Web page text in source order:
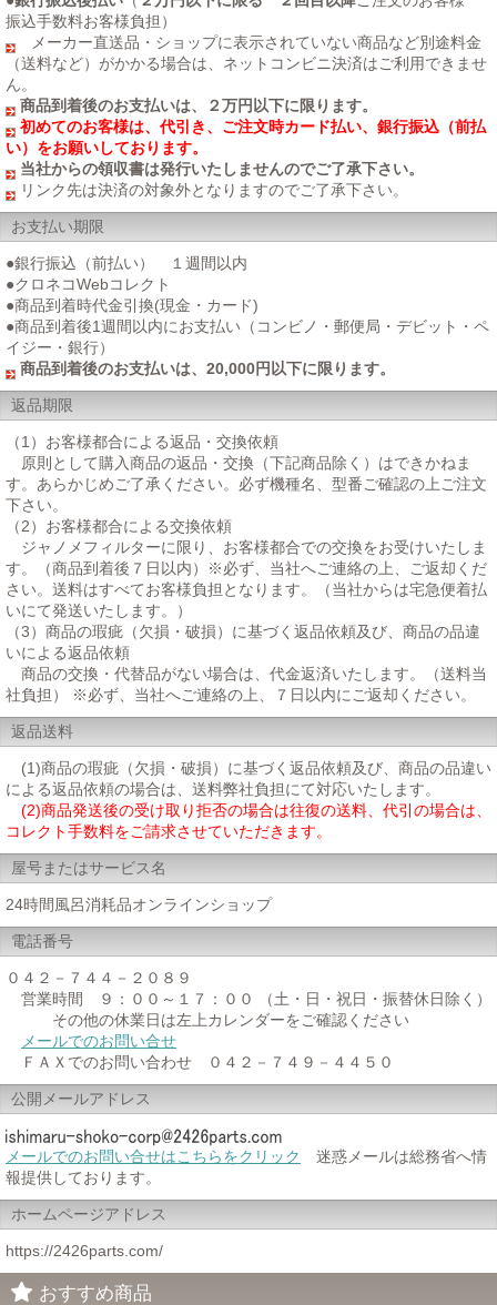
振込手数料お客様負担）
メーカー直送品・ショップに表示されていない商品など別途料金
（送料など）がかかる場合は、ネットコンビニ決済はご利用できませ
ん。
商品到着後のお支払いは、２万円以下に限ります。
初めてのお客様は、代引き、ご注文時カード払い、銀行振込（前払
い）をお願いしております。
当社からの領収書は発行いたしませんのでご了承下さい。
リンク先は決済の対象外となりますのでご了承下さい。
お支払い期限
●銀行振込（前払い） １週間以内
●クロネコWebコレクト
●商品到着時代金引換(現金・カード)
●商品到着後1週間以内にお支払い（コンビノ・郵便局・デビット・ペ
イジー・銀行）
商品到着後のお支払いは、20,000円以下に限ります。
返品期限
（1）お客様都合による返品・交換依頼
原則として購入商品の返品・交換（下記商品除く）はできかねま
す。あらかじめご了承ください。必ず機種名、型番ご確認の上ご注文
下さい。
（2）お客様都合による交換依頼
ジャノメフィルターに限り、お客様都合での交換をお受けいたしま
す。（商品到着後７日以内）※必ず、当社へご連絡の上、ご返却くだ
さい。送料はすべてお客様負担となります。（当社からは宅急便着払
いにて発送いたします。）
（3）商品の瑕疵（欠損・破損）に基づく返品依頼及び、商品の品違
いによる返品依頼
商品の交換・代替品がない場合は、代金返済いたします。（送料当
社負担） ※必ず、当社へご連絡の上、７日以内にご返却ください。
返品送料
(1)商品の瑕疵（欠損・破損）に基づく返品依頼及び、商品の品違い
による返品依頼の場合は、送料弊社負担にて対応いたします。
(2)商品発送後の受け取り拒否の場合は往復の送料、代引の場合は、
コレクト手数料をご請求させていただきます。
屋号またはサービス名
24時間風呂消耗品オンラインショップ
電話番号
０４２－７４４－２０８９
営業時間 ９：００～１７：００ （土・日・祝日・振替休日除く）
その他の休業日は左上カレンダーをご確認ください
メールでのお問い合せ
ＦＡＸでのお問い合わせ ０４２－７４９－４４５０
公開メールアドレス
メールでのお問い合せはこちらをクリック
迷惑メールは総務省へ情
報提供しております。
ホームページアドレス
https://2426parts.com/
おすすめ商品